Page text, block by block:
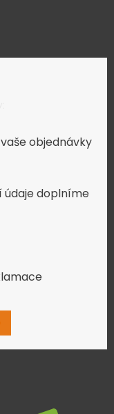
objednávky
údaje doplníme